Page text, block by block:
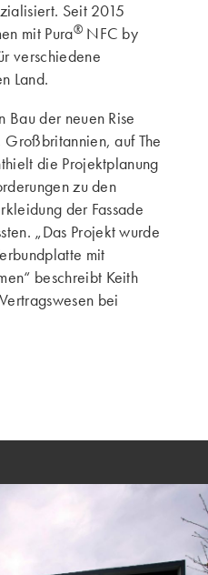
Seit 2015
mit Pura®NFC by
verschiedene
Land.
Bau der neuen Rise
Großbritannien, auf The
die Projektplanung
zu den
der Fassade
„Das Projekt wurde
mit
beschreibt Keith
bei